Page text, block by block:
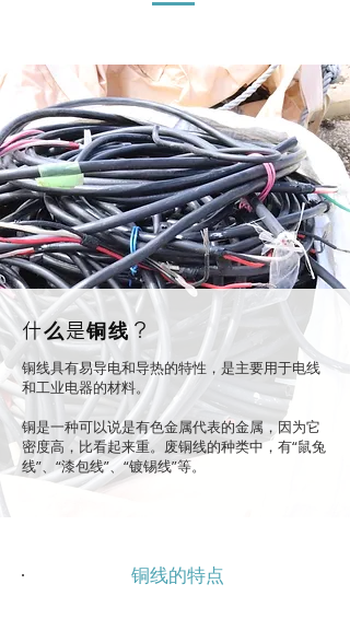
什么是铜线？
铜线具有易导电和导热的特性，是主要用于电线
和工业电器的材料。
铜是一种可以说是有色金属代表的金属，因为它
密度高，比看起来重。废铜线的种类中，有“鼠兔
线”、“漆包线”、“镀锡线”等。
铜线的特点